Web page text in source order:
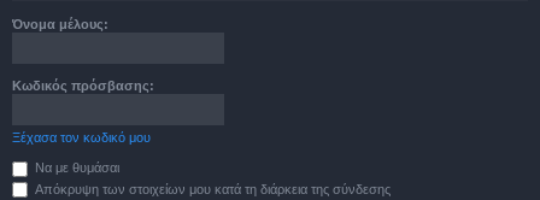
Όνομα μέλους:
Κωδικός πρόσβασης:
Ξέχασα τον κωδικό μου
Να με θυμάσαι
Απόκρυψη των στοιχείων μου κατά τη διάρκεια της σύνδεσης